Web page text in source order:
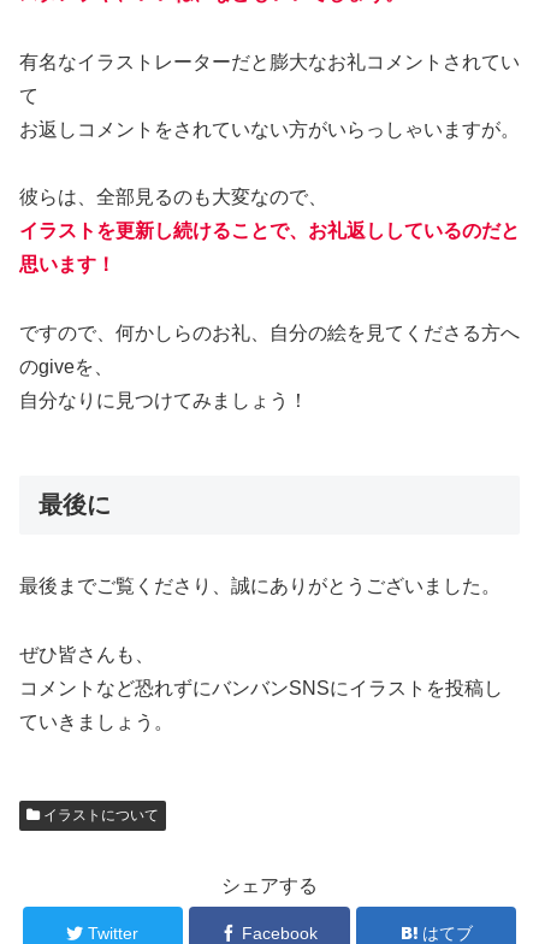
有名なイラストレーターだと膨大なお礼コメントされてい
て
お返しコメントをされていない方がいらっしゃいますが。
彼らは、全部見るのも大変なので、
イラストを更新し続けることで、お礼返ししているのだと
思います ！
ですので、何かしらのお礼、自分の絵を見てくださる方へ
のgiveを、
自分なりに見つけてみましょう！
最後に
最後までご覧くださり、誠にありがとうございました。
ぜひ皆さんも、
コメントなど恐れずにバンバンSNSにイラストを投稿し
ていきましょう。
イラストについて
シェアする
Twitter Facebook はてブ